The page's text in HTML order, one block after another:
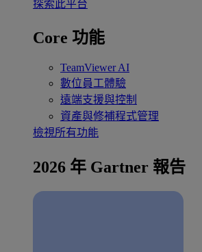
探索此平台
Core 功能
TeamViewer AI
數位員工體驗
遠端支援與控制
資產與修補程式管理
檢視所有功能
2026 年 Gartner 報告